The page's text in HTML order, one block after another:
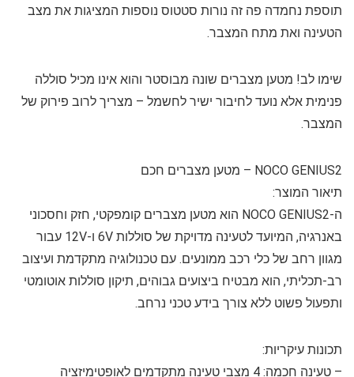
תוספת נחמדה פה זה נורות סטטוס נוספות המציגות את מצב
הטעינה ואת מתח המצבר.
שימו לב! מטען מצברים שונה מבוסטר והוא אינו מכיל סוללה
פנימית אלא נועד לחיבור ישיר לחשמל – מצריך לרוב פירוק של
המצבר.
NOCO GENIUS2 – מטען מצברים חכם
תיאור המוצר:
ה-NOCO GENIUS2 הוא מטען מצברים קומפקטי, חזק וחסכוני
באנרגיה, המיועד לטעינה מדויקת של סוללות 6V ו-12V עבור
מגוון רחב של כלי רכב ממונעים. עם טכנולוגיה מתקדמת ועיצוב
רב-תכליתי, הוא מבטיח ביצועים גבוהים, תיקון סוללות אוטומטי
ותפעול פשוט ללא צורך בידע טכני נרחב.
תכונות עיקריות:
– טעינה חכמה:
4 מצבי טעינה מתקדמים לאופטימיזציה